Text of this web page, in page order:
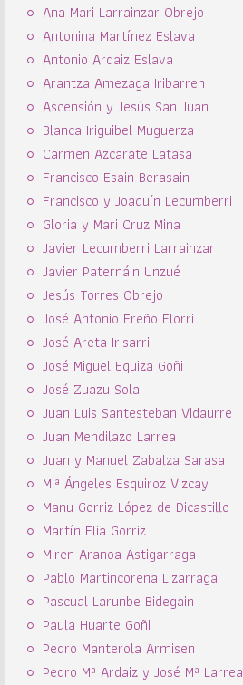
Ana Mari Larrainzar Obrejo
Antonina Martínez Eslava
Antonio Ardaiz Eslava
Arantza Amezaga Iribarren
Ascensión y Jesús San Juan
Blanca Iriguibel Muguerza
Carmen Azcarate Latasa
Francisco Esain Berasain
Francisco y Joaquín Lecumberri
Gloria y Mari Cruz Mina
Javier Lecumberri Larrainzar
Javier Paternáin Unzué
Jesús Torres Obrejo
José Antonio Ereño Elorri
José Areta Irisarri
José Miguel Equiza Goñi
José Zuazu Sola
Juan Luis Santesteban Vidaurre
Juan Mendilazo Larrea
Juan y Manuel Zabalza Sarasa
M.ª Ángeles Esquiroz Vizcay
Manu Gorriz López de Dicastillo
Martín Elia Gorriz
Miren Aranoa Astigarraga
Pablo Martincorena Lizarraga
Pascual Larunbe Bidegain
Paula Huarte Goñi
Pedro Manterola Armisen
Pedro Mª Ardaiz y José Mª Larrea